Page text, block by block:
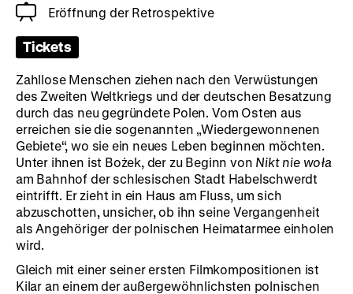
Eröffnung der Retrospektive
Tickets
Zahllose Menschen ziehen nach den Verwüstungen
des Zweiten Weltkriegs und der deutschen Besatzung
durch das neu gegründete Polen. Vom Osten aus
erreichen sie die sogenannten „Wiedergewonnenen
Gebiete“, wo sie ein neues Leben beginnen möchten.
Unter ihnen ist Bożek, der zu Beginn von Nikt nie woła
am Bahnhof der schlesischen Stadt Habelschwerdt
eintrifft. Er zieht in ein Haus am Fluss, um sich
abzuschotten, unsicher, ob ihn seine Vergangenheit
als Angehöriger der polnischen Heimatarmee einholen
wird.
Gleich mit einer seiner ersten Filmkompositionen ist
Kilar an einem der außergewöhnlichsten polnischen